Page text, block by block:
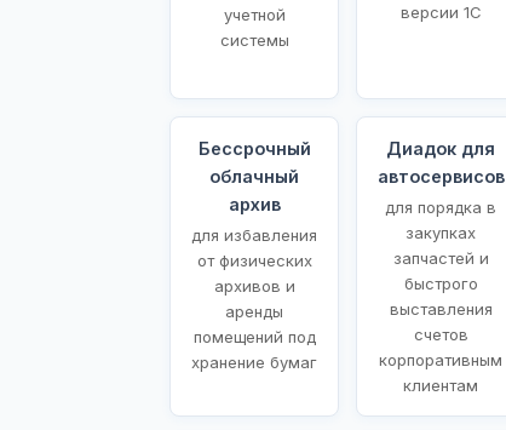
учетной
системы
версии 1С
Бессрочный
облачный
архив
для избавления
от физических
архивов и
аренды
помещений под
хранение бумаг
Диадок для
автосервисов
для порядка в
закупках
запчастей и
быстрого
выставления
счетов
корпоративным
клиентам